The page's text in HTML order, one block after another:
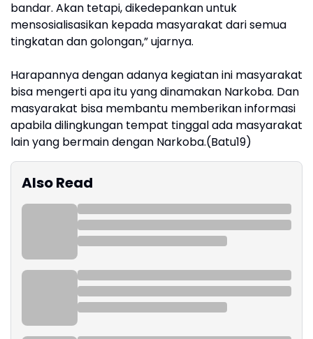
bandar. Akan tetapi, dikedepankan untuk
mensosialisasikan kepada masyarakat dari semua
tingkatan dan golongan,” ujarnya.
Harapannya dengan adanya kegiatan ini masyarakat
bisa mengerti apa itu yang dinamakan Narkoba. Dan
masyarakat bisa membantu memberikan informasi
apabila dilingkungan tempat tinggal ada masyarakat
lain yang bermain dengan Narkoba.(Batu19)
Also Read